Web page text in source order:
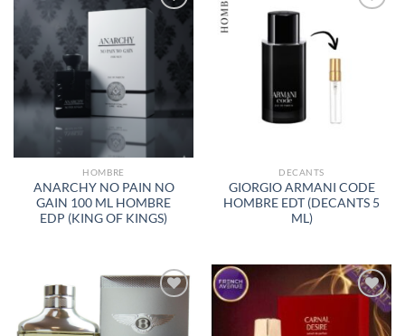
AÑADIR
LISTA
DESEOS
HOMBRE
ANARCHY NO PAIN NO
GAIN 100 ML HOMBRE
EDP (KING OF KINGS)
A LA
LISTA
DESEOS
DECANTS
GIORGIO ARMANI CODE
HOMBRE EDT (DECANTS 5
ML)
AÑADIR
A LA